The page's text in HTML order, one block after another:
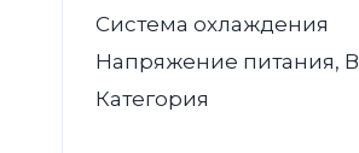
Система охлаждения
Напряжение питания, В
Категория